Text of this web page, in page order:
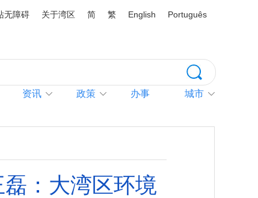
无障碍 关于湾区 简 繁 English Português
资讯 政策 办事 城市
：大湾区环境